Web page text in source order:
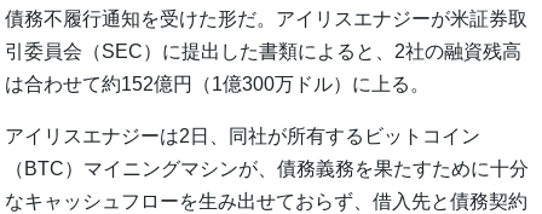
債務不履行通知を受けた形だ。アイリスエナジーが米証券取
引委員会（SEC）に提出した書類によると、2社の融資残高
は合わせて約152億円（1億300万ドル）に上る。
アイリスエナジーは2日、同社が所有するビットコイン
（BTC）マイニングマシンが、債務義務を果たすために十分
なキャッシュフローを生み出せておらず、借入先と債務契約